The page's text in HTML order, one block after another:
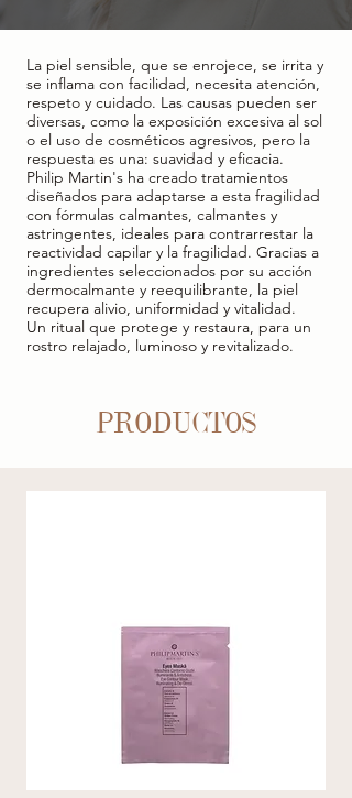
La piel sensible, que se enrojece, se irrita y
se inflama con facilidad, necesita atención,
respeto y cuidado. Las causas pueden ser
diversas, como la exposición excesiva al sol
o el uso de cosméticos agresivos, pero la
respuesta es una: suavidad y eficacia.
Philip Martin's ha creado tratamientos
diseñados para adaptarse a esta fragilidad
con fórmulas calmantes, calmantes y
astringentes, ideales para contrarrestar la
reactividad capilar y la fragilidad. Gracias a
ingredientes seleccionados por su acción
dermocalmante y reequilibrante, la piel
recupera alivio, uniformidad y vitalidad.
Un ritual que protege y restaura, para un
rostro relajado, luminoso y revitalizado.
PRODUCTOS